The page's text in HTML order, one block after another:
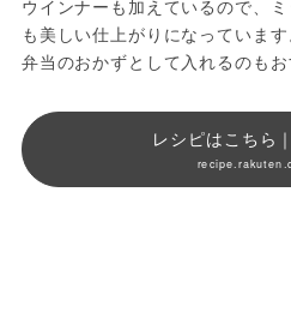
ウインナーも加えているので、
も美しい仕上がりになっていま
弁当のおかずとして入れるのもお
レシピはこちら